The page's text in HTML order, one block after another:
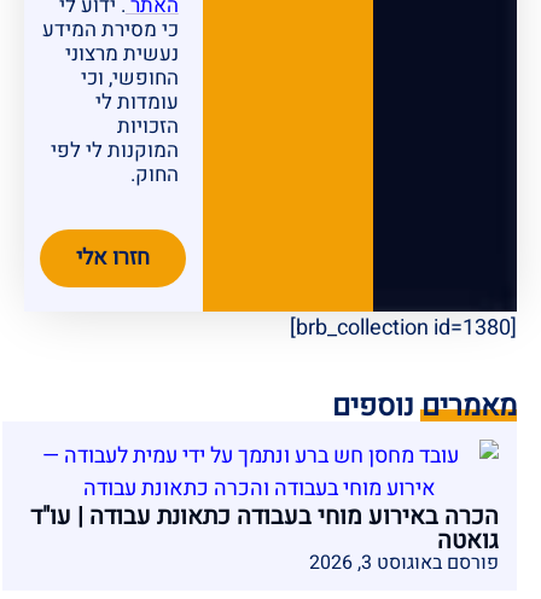
כי מסירת המידע
נעשית מרצוני
החופשי, וכי
עומדות לי
הזכויות
המוקנות לי לפי
החוק.
חזרו אלי
[brb_collection id=1380]
מאמרים נוספים
הכרה באירוע מוחי בעבודה כתאונת עבודה | עו"ד
גואטה
פורסם באוגוסט 3, 2026